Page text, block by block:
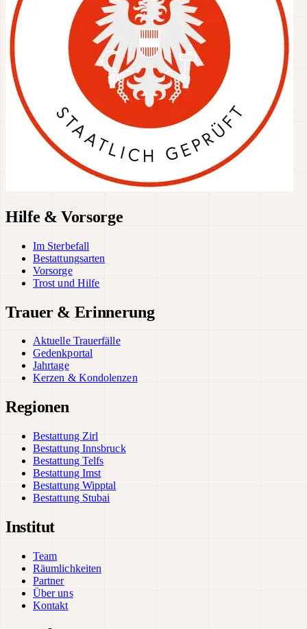
Hilfe & Vorsorge
Im Sterbefall
Bestattungsarten
Vorsorge
Trost und Hilfe
Trauer & Erinnerung
Aktuelle Trauerfälle
Gedenkportal
Jahrtage
Kerzen & Kondolenzen
Regionen
Bestattung Zirl
Bestattung Innsbruck
Bestattung Telfs
Bestattung Imst
Bestattung Wipptal
Bestattung Stubai
Institut
Team
Räumlichkeiten
Partner
Über uns
Kontakt